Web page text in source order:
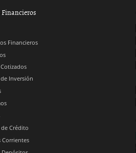
Financieros
Inversión
Crédito
Corrientes